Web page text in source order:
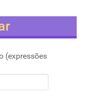
(expressões